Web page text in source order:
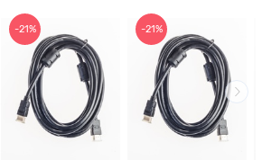
-21% -21%